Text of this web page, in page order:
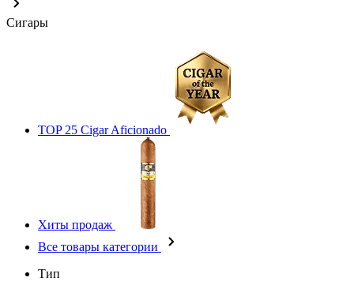
Сигары
TOP 25 Cigar Aficionado
Хиты продаж
Все товары категории
Тип